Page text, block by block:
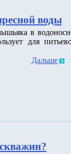
воды
в
для
Дальше